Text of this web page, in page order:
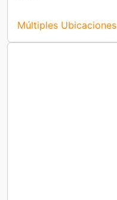
Múltiples Ubicaciones